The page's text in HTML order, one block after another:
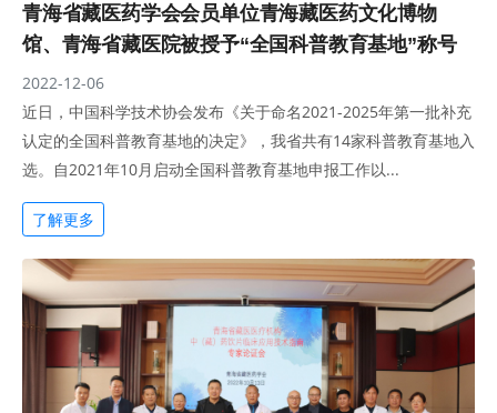
青海省藏医药学会会员单位青海藏医药文化博物
馆、青海省藏医院被授予“全国科普教育基地”称号
2022-12-06
近日，中国科学技术协会发布《关于命名2021-2025年第一批补充
认定的全国科普教育基地的决定》，我省共有14家科普教育基地入
选。自2021年10月启动全国科普教育基地申报工作以...
了解更多